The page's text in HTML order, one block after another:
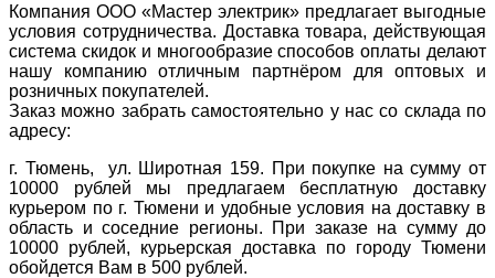
Компания ООО «Мастер электрик» предлагает выгодные
условия сотрудничества. Доставка товара, действующая
система скидок и многообразие способов оплаты делают
нашу компанию отличным партнёром для оптовых и
розничных покупателей.
Заказ можно забрать самостоятельно у нас со склада по
адресу:
г. Тюмень, ул. Широтная 159. При покупке на сумму от
10000 рублей мы предлагаем бесплатную доставку
курьером по г. Тюмени и удобные условия на доставку в
область и соседние регионы. При заказе на сумму до
10000 рублей, курьерская доставка по городу Тюмени
обойдется Вам в 500 рублей.